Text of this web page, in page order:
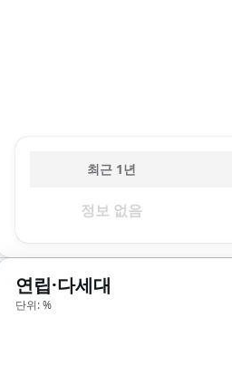
최근 1년
정보 없음
연립·다세대
단위: %